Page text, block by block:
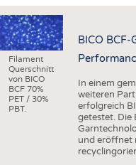
HAUS- UND HEIMTEXTILIEN
BEKLEIDUNG
TESTS
BUSINESS
UNTERNEHMEN
AUSSCHREIBUNGEN
DTV
Filament
Querschnitt
von BICO
BCF 70%
PET / 30%
PBT.
BICO
In einem
weiteren
erfolgreich
getestet. Die
und eröffnet